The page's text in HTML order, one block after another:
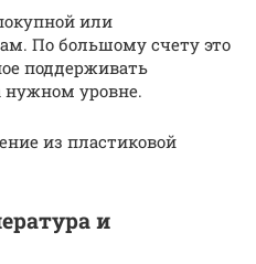
или
По большому счету это
поддерживать
нужном уровне.
из пластиковой
и